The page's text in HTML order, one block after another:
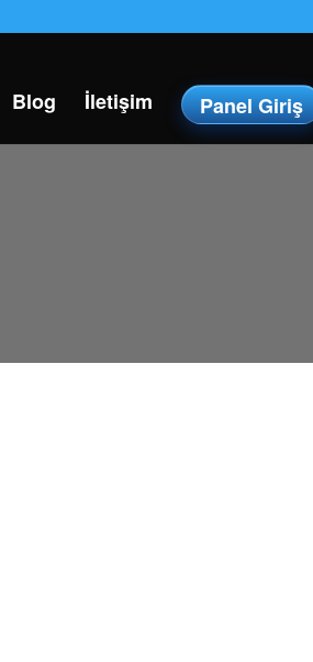
Blog İletişim Panel Giriş